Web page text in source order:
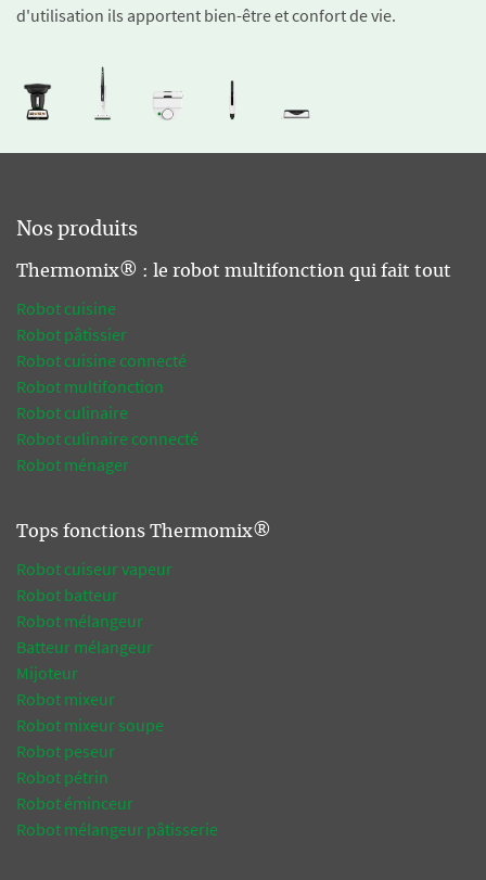
d'utilisation ils apportent bien-être et confort de vie.
Nos produits
Thermomix® : le robot multifonction qui fait tout
Robot cuisine
Robot pâtissier
Robot cuisine connecté
Robot multifonction
Robot culinaire
Robot culinaire connecté
Robot ménager
Tops fonctions Thermomix®
Robot cuiseur vapeur
Robot batteur
Robot mélangeur
Batteur mélangeur
Mijoteur
Robot mixeur
Robot mixeur soupe
Robot peseur
Robot pétrin
Robot éminceur
Robot mélangeur pâtisserie